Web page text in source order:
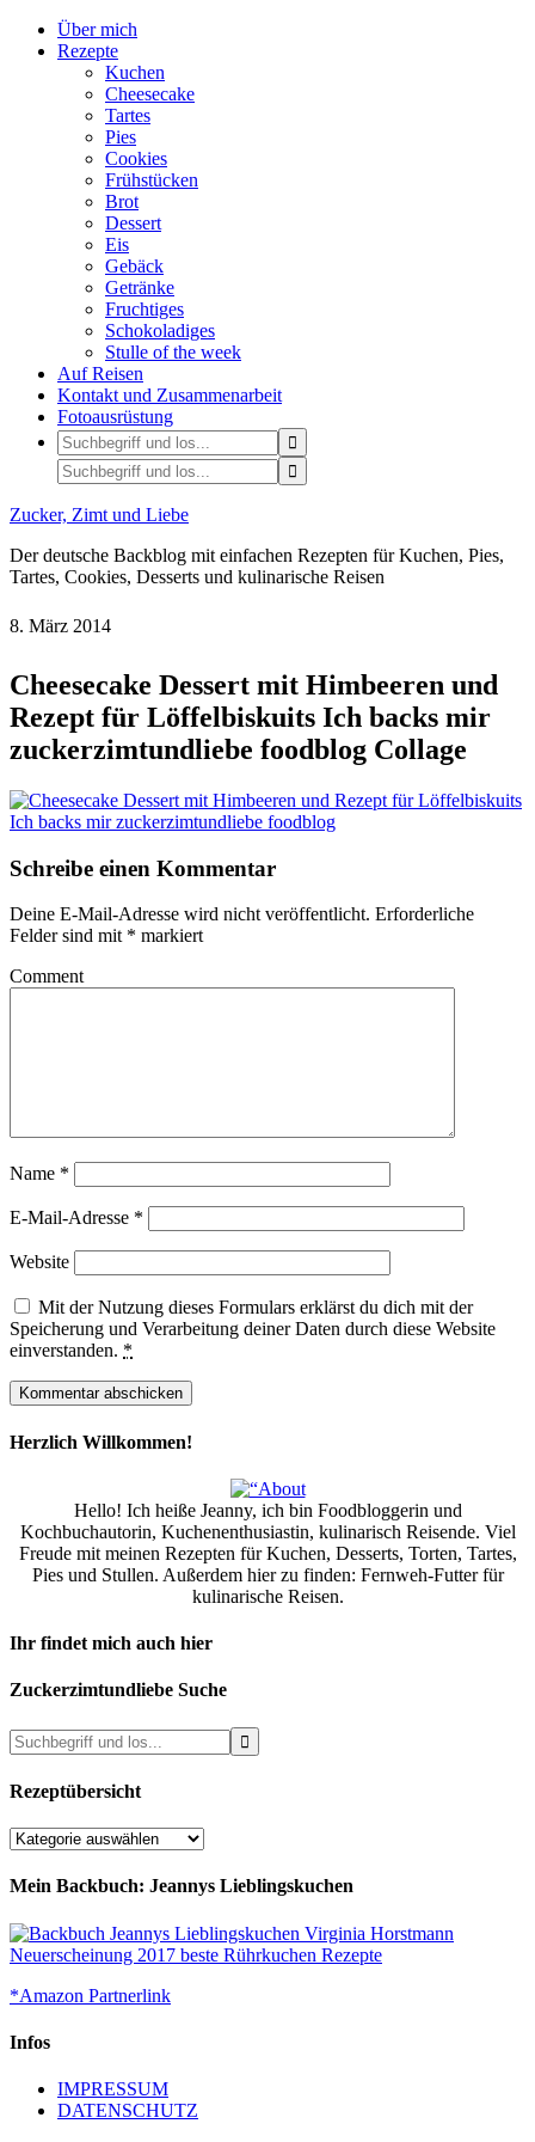
Über mich
Rezepte
Kuchen
Cheesecake
Tartes
Pies
Cookies
Frühstücken
Brot
Dessert
Eis
Gebäck
Getränke
Fruchtiges
Schokoladiges
Stulle of the week
Auf Reisen
Kontakt und Zusammenarbeit
Fotoausrüstung
Zucker, Zimt und Liebe
Der deutsche Backblog mit einfachen Rezepten für Kuchen, Pies,
Tartes, Cookies, Desserts und kulinarische Reisen
8. März 2014
Cheesecake Dessert mit Himbeeren und
Rezept für Löffelbiskuits Ich backs mir
zuckerzimtundliebe foodblog Collage
Schreibe einen Kommentar
Deine E-Mail-Adresse wird nicht veröffentlicht. Erforderliche
Felder sind mit * markiert
Comment
Name *
E-Mail-Adresse *
Website
Mit der Nutzung dieses Formulars erklärst du dich mit der
Speicherung und Verarbeitung deiner Daten durch diese Website
einverstanden. *
Herzlich Willkommen!
Hello! Ich heiße Jeanny, ich bin Foodbloggerin und
Kochbuchautorin, Kuchenenthusiastin, kulinarisch Reisende. Viel
Freude mit meinen Rezepten für Kuchen, Desserts, Torten, Tartes,
Pies und Stullen. Außerdem hier zu finden: Fernweh-Futter für
kulinarische Reisen.
Ihr findet mich auch hier
Zuckerzimtundliebe Suche
Rezeptübersicht
Rezeptübersicht
Mein Backbuch: Jeannys Lieblingskuchen
*Amazon Partnerlink
Infos
IMPRESSUM
DATENSCHUTZ